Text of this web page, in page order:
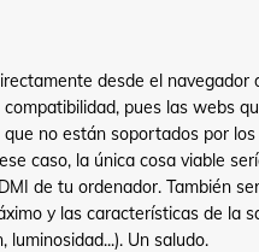
desde el navegador
pues las webs
no están soportados por
caso, la única cosa viable
de tu ordenador. También
y las características de la
luminosidad...). Un saludo.